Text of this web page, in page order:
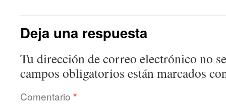
Deja una respuesta
Tu dirección de correo electrónico no
campos obligatorios están marcados
Comentario *